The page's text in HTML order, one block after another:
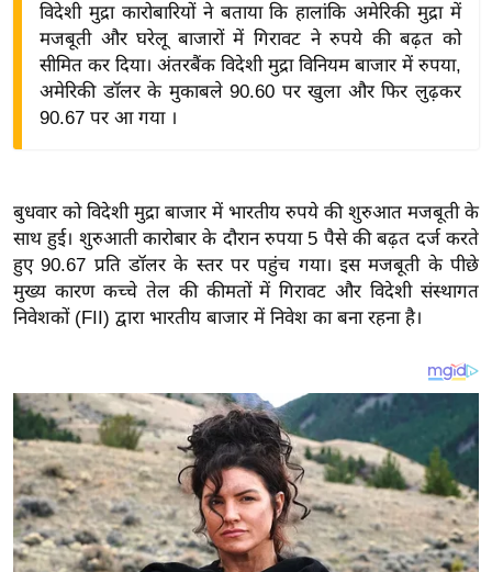
द्यो
वि
शे
ष
ज्ञ
ब
ज
ट
खे
ल
क्रि
विदेशी मुद्रा कारोबारियों ने बताया कि हालांकि अमेरिकी मुद्रा में
मजबूती और घरेलू बाजारों में गिरावट ने रुपये की बढ़त को
सीमित कर दिया। अंतरबैंक विदेशी मुद्रा विनियम बाजार में रुपया,
अमेरिकी डॉलर के मुकाबले 90.60 पर खुला और फिर लुढ़कर
90.67 पर आ गया ।
बुधवार को विदेशी मुद्रा बाजार में भारतीय रुपये की शुरुआत मजबूती के
साथ हुई। शुरुआती कारोबार के दौरान रुपया 5 पैसे की बढ़त दर्ज करते
हुए 90.67 प्रति डॉलर के स्तर पर पहुंच गया। इस मजबूती के पीछे
मुख्य कारण कच्चे तेल की कीमतों में गिरावट और विदेशी संस्थागत
निवेशकों (FII) द्वारा भारतीय बाजार में निवेश का बना रहना है।